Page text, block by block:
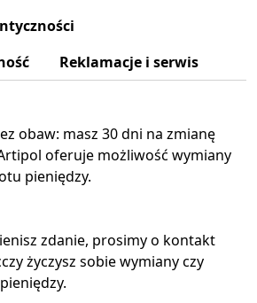
Reklamacje i serwis
obaw: masz 30 dni na zmianę
oferuje możliwość wymiany
pieniędzy.
zdanie, prosimy o kontakt
życzysz sobie wymiany czy